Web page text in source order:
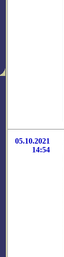
05.10.2021
14:54